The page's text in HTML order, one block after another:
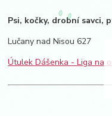
Psi, kočky, drobní savci,
Lučany nad Nisou 627
Útulek Dášenka - Liga na